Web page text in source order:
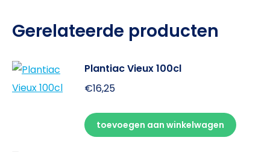
Gerelateerde producten
Plantiac Vieux 100cl
€16,25
toevoegen aan winkelwagen